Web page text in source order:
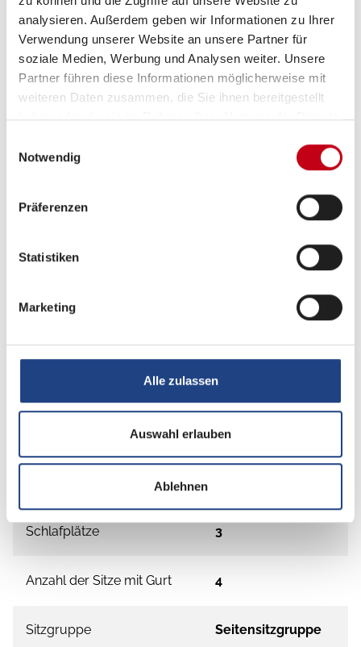
analysieren. Außerdem geben wir Informationen zu Ihrer
Verwendung unserer Website an unsere Partner für
soziale Medien, Werbung und Analysen weiter. Unsere
Partner führen diese Informationen möglicherweise mit
weiteren Daten zusammen, die Sie ihnen bereitgestellt
haben oder die sie im Rahmen Ihrer Nutzung der Dienste
Notwendig
Präferenzen
Statistiken
Marketing
Alle zulassen
Auswahl erlauben
Ablehnen
(2184 cm³)
Ausstattung
Heizung / Klima
Grundrissbeschreibung
Doppelbett quer ab 3 Schlafplätze
Schlafplätze 3
Anzahl der Sitze mit Gurt 4
Sitzgruppe Seitensitzgruppe